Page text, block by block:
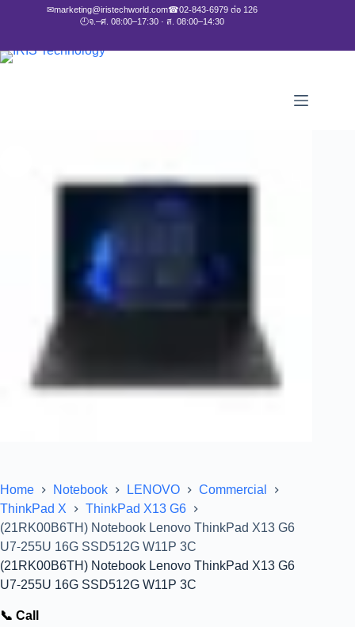
✉marketing@iristechworld.com☎02-843-6979 ต่อ 126
🕘จ.–ศ. 08:00–17:30 · ส. 08:00–14:30
Home Notebook LENOVO
Commercial
ThinkPad X
ThinkPad X13 G6
(21RK00B6TH) Notebook Lenovo ThinkPad X13 G6
U7-255U 16G SSD512G W11P 3C
(21RK00B6TH) Notebook Lenovo ThinkPad X13 G6
U7-255U 16G SSD512G W11P 3C
📞 Call